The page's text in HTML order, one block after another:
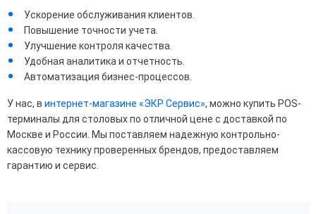
Ускорение обслуживания клиентов.
Повышение точности учета.
Улучшение контроля качества.
Удобная аналитика и отчетность.
Автоматизация бизнес-процессов.
У нас, в интернет-магазине «ЭКР Сервис», можно купить POS-
терминалы для столовых по отличной цене с доставкой по
Москве и России. Мы поставляем надежную контрольно-
кассовую технику проверенных брендов, предоставляем
гарантию и сервис.